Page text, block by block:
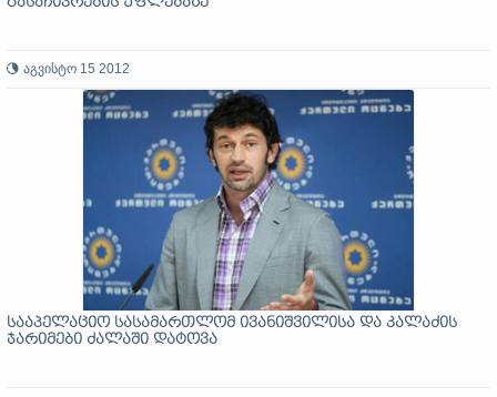
აგვისტო 15 2012
სააპელაციო სასამართლომ ივანიშვილისა და კალაძის
ჯარიმები ძალაში დატოვა